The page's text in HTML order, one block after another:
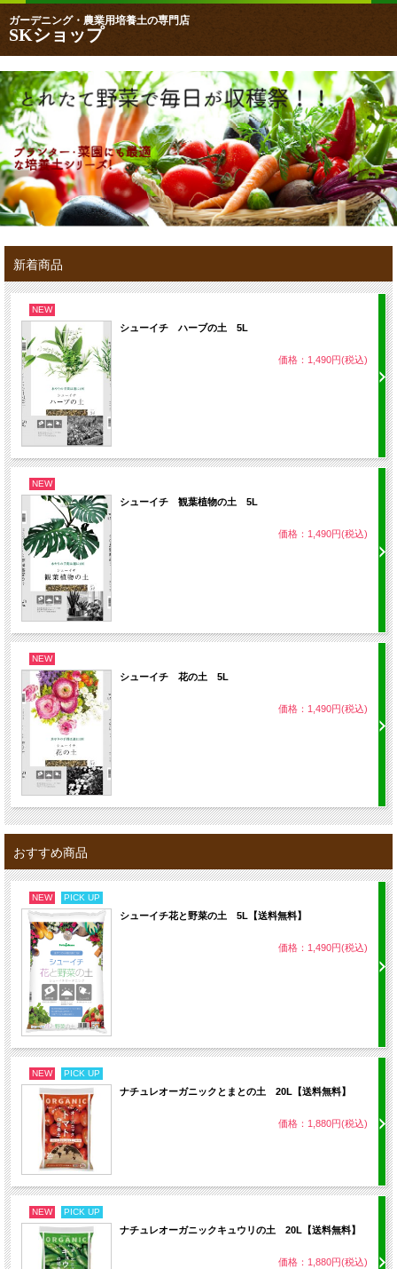
ガーデニング・農業用培養土の専門店
SKショップ
新着商品
NEW
シューイチ ハーブの土 5L
価格：1,490円(税込)
NEW
シューイチ 観葉植物の土 5L
価格：1,490円(税込)
NEW
シューイチ 花の土 5L
価格：1,490円(税込)
おすすめ商品
NEW PICK UP
シューイチ花と野菜の土 5L【送料無料】
価格：1,490円(税込)
NEW PICK UP
ナチュレオーガニックとまとの土 20L【送料無料】
価格：1,880円(税込)
NEW PICK UP
ナチュレオーガニックキュウリの土 20L【送料無料】
価格：1,880円(税込)